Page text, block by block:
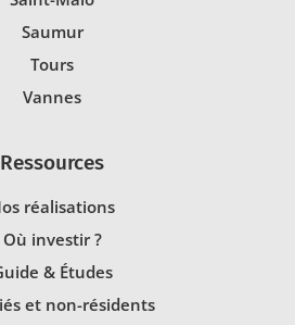
Saumur
Tours
Vannes
Ressources
réalisations
Où investir ?
& Études
et non-résidents